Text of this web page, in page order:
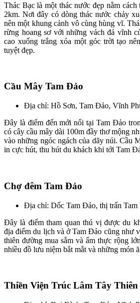
Thác Bạc là một thác nước đẹp nằm
2km. Nơi đây có dòng thác nước chảy
nên một khung cảnh vô cùng hùng vĩ.
rừng hoang sơ với những vách đá vĩnh
cao xuống trắng xóa một góc trời tạo
tuyệt đẹp.
Cầu Mây Tam Đảo
Địa chỉ: Hồ Sơn, Tam Đảo, Vĩnh
Đây là điểm đến mới nổi tại Tam Đảo
có cây cầu mây dài 100m đầy thơ mộng
vào những ngóc ngách của dãy núi. Cầu
in cực hút, thu hút du khách khi tới Tam
Chợ đêm Tam Đảo
Địa chỉ: Dốc Tam Đảo, thị trấn
Đây là điểm tham quan thú vị được du
địa điểm du lịch và ở Tam Đảo cũng như
thiên đường mua sắm và ẩm thực rộng
nhiều đồ lưu niệm bắt mắt và những món
Thiền Viện Trúc Lâm Tây Thiên